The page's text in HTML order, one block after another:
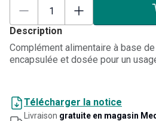
Description
Complément alimentaire à base
encapsulée et dosée pour un
Télécharger la notice
Livraison gratuite en magasin